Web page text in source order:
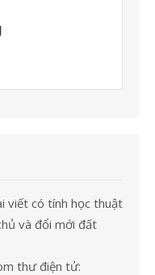
viết có tính học thuật
và đổi mới đất
thư điện tử: